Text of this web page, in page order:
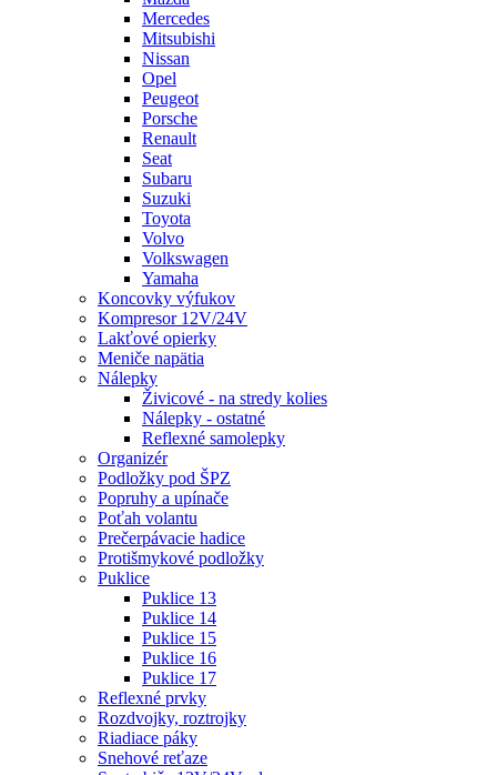
Mercedes
Mitsubishi
Nissan
Opel
Peugeot
Porsche
Renault
Seat
Subaru
Suzuki
Toyota
Volvo
Volkswagen
Yamaha
Koncovky výfukov
Kompresor 12V/24V
Lakťové opierky
Meniče napätia
Nálepky
Živicové - na stredy kolies
Nálepky - ostatné
Reflexné samolepky
Organizér
Podložky pod ŠPZ
Popruhy a upínače
Poťah volantu
Prečerpávacie hadice
Protišmykové podložky
Puklice
Puklice 13
Puklice 14
Puklice 15
Puklice 16
Puklice 17
Reflexné prvky
Rozdvojky, roztrojky
Riadiace páky
Snehové reťaze